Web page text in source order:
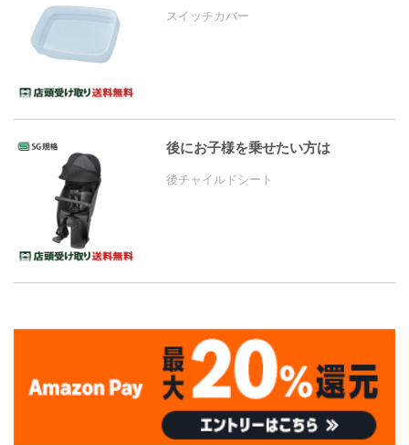
スイッチカバー
後にお子様を乗せたい方は
後チャイルドシート